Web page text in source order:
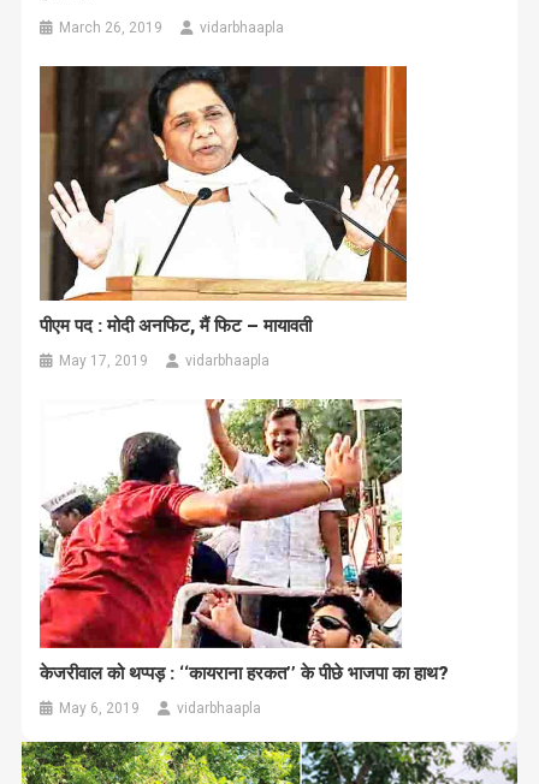
March 26, 2019 vidarbhaapla
पीएम पद : मोदी अनफिट, मैं फिट – मायावती
May 17, 2019 vidarbhaapla
केजरीवाल को थप्‍पड़ : ‘‘कायराना हरकत’’ के पीछे भाजपा का हाथ?
May 6, 2019 vidarbhaapla